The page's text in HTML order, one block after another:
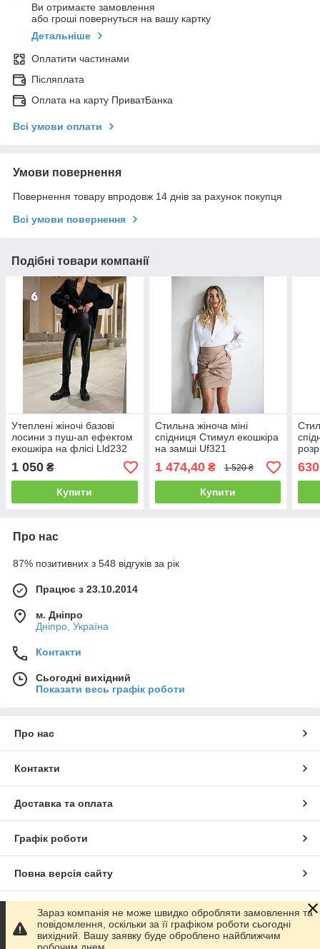
Ви отримаєте замовлення
або гроші повернуться на вашу картку
Детальніше
Оплатити частинами
Післяплата
Оплата на карту ПриватБанка
Всі умови оплати
Умови повернення
Повернення товару впродовж 14 днів за рахунок покупця
Всі умови повернення
Подібні товари компанії
Утеплені жіночі базові
лосини з пуш-ап ефектом
екошкіра на флісі Lld232
1 050 ₴
Купити
Стильна жіноча міні
спідниця Стимул екошкіра
на замші Uf321
1 474,40₴ 1 520 ₴
Купити
Про нас
87% позитивних з 548 відгуків за рік
Працює з 23.10.2014
м. Дніпро
Дніпро, Україна
Контакти
Сьогодні вихідний
Показати весь графік роботи
Про нас
Контакти
Доставка та оплата
Графік роботи
Повна версія сайту
Сайт створено на маркетплейсіProm.ua
Політика конфіденційності
Зараз компанія не може швидко обробляти замовлення та
повідомлення, оскільки за її графіком роботи сьогодні
вихідний. Вашу заявку буде оброблено найближчим